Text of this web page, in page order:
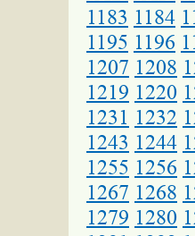
1183 1184
1195 1196
1207 1208
1219 1220
1231 1232
1243 1244
1255 1256
1267 1268
1279 1280